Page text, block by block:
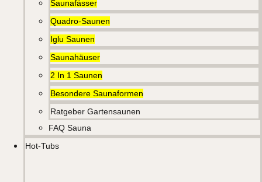
Saunafässer
Quadro-Saunen
Iglu Saunen
Saunahäuser
2 In 1 Saunen
Besondere Saunaformen
Ratgeber Gartensaunen
FAQ Sauna
Hot-Tubs